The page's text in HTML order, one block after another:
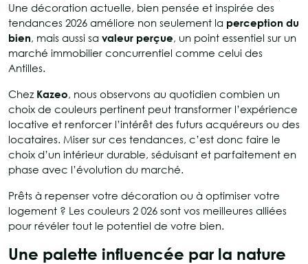
Une décoration actuelle, bien pensée et inspirée des
tendances 2026 améliore non seulement la perception du
bien, mais aussi sa valeur perçue, un point essentiel sur un
marché immobilier concurrentiel comme celui des
Antilles.
Chez Kazeo, nous observons au quotidien combien un
choix de couleurs pertinent peut transformer l’expérience
locative et renforcer l’intérêt des futurs acquéreurs ou des
locataires. Miser sur ces tendances, c’est donc faire le
choix d’un intérieur durable, séduisant et parfaitement en
phase avec l’évolution du marché.
Prêts à repenser votre décoration ou à optimiser votre
logement ? Les couleurs 2 026 sont vos meilleures alliées
pour révéler tout le potentiel de votre bien.
Une palette influencée par la nature